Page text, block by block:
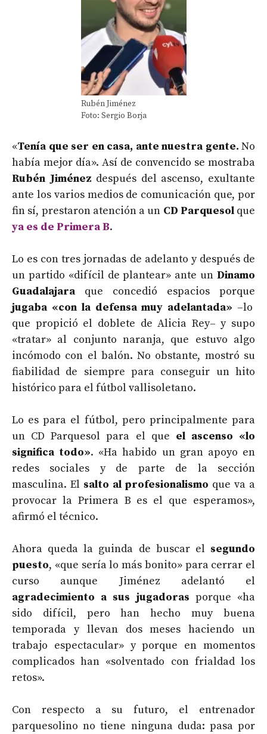
Rubén Jiménez
Foto: Sergio Borja
«Tenía que ser en casa, ante nuestra gente. No
había mejor día». Así de convencido se mostraba
Rubén Jiménez después del ascenso, exultante
ante los varios medios de comunicación que, por
fin sí, prestaron atención a un CD Parquesolque
ya es de Primera B.
Lo es con tres jornadas de adelanto y después de
un partido «difícil de plantear» ante un Dinamo
Guadalajara que concedió espacios porque
jugaba «con la defensa muy adelantada» –lo
que propició el doblete de Alicia Rey– y supo
«tratar» al conjunto naranja, que estuvo algo
incómodo con el balón. No obstante, mostró su
fiabilidad de siempre para conseguir un hito
histórico para el fútbol vallisoletano.
Lo es para el fútbol, pero principalmente para
un CD Parquesol para el que el ascenso «lo
significa todo». «Ha habido un gran apoyo en
redes sociales y de parte de la sección
masculina. El salto al profesionalismo que va a
provocar la Primera B es el que esperamos»,
afirmó el técnico.
Ahora queda la guinda de buscar el segundo
puesto, «que sería lo más bonito» para cerrar el
curso aunque Jiménez adelantó el
agradecimiento a sus jugadoras porque «ha
sido difícil, pero han hecho muy buena
temporada y llevan dos meses haciendo un
trabajo espectacular» y porque en momentos
complicados han «solventado con frialdad los
retos».
Con respecto a su futuro, el entrenador
parquesolino no tiene ninguna duda: pasa por